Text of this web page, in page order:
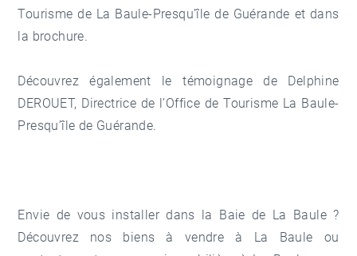
Tourisme de La Baule-Presqu’île de Guérande et dans
la brochure.
Découvrez également le témoignage de Delphine
DEROUET, Directrice de l’Office de Tourisme La Baule-
Presqu’île de Guérande.
Envie de vous installer dans la Baie de La Baule?
Découvrez nos biens à vendre à La Baule ou